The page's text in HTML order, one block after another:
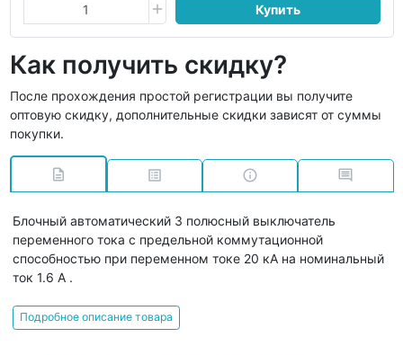
Купить
Как получить скидку?
После прохождения простой регистрации вы получите
оптовую скидку, дополнительные скидки зависят от суммы
покупки.
Блочный автоматический 3 полюсный выключатель
переменного тока с предельной коммутационной
способностью при переменном токе 20 кА на номинальный
ток 1.6 А .
Подробное описание товара